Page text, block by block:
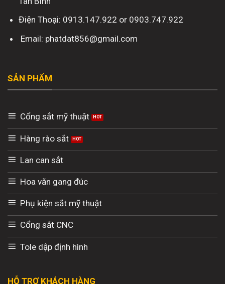
Điện Thoại: 0913.147.922 or 0903.747.922
Email: phatdat856@gmail.com
SẢN PHẨM
Cổng sắt mỹ thuật
Hàng rào sắt
Lan can sắt
Hoa văn gang đúc
Phụ kiện sắt mỹ thuật
Cổng sắt CNC
Tole dập định hình
HỖ TRỢ KHÁCH HÀNG